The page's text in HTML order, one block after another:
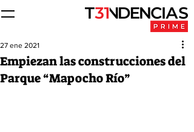
Empiezan las construcciones del
Parque “Mapocho Río”
27 ene 2021